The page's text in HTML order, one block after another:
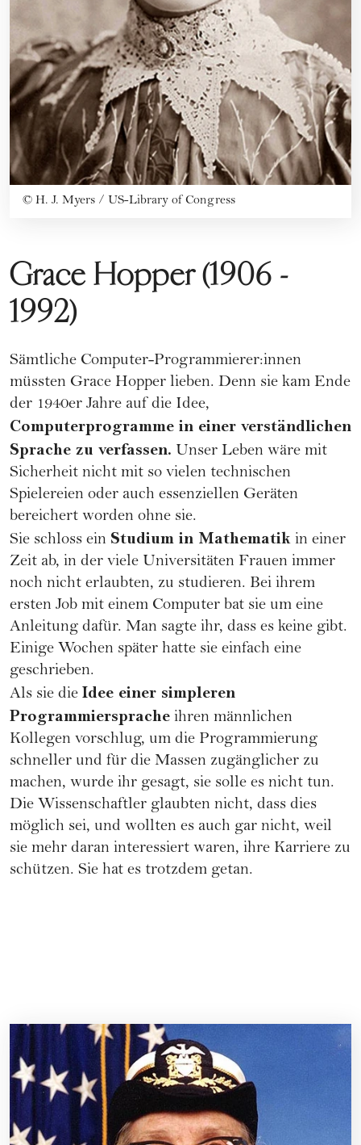
© H. J. Myers / US-Library of Congress
Grace Hopper (1906 -
1992)
Sämtliche Computer-Programmierer:innen
müssten Grace Hopper lieben. Denn sie kam Ende
der 1940er Jahre auf die Idee,
Computerprogramme in einer verständlichen
Sprache zu verfassen. Unser Leben wäre mit
Sicherheit nicht mit so vielen technischen
Spielereien oder auch essenziellen Geräten
bereichert worden ohne sie.
Sie schloss ein Studium in Mathematik in einer
Zeit ab, in der viele Universitäten Frauen immer
noch nicht erlaubten, zu studieren. Bei ihrem
ersten Job mit einem Computer bat sie um eine
Anleitung dafür. Man sagte ihr, dass es keine gibt.
Einige Wochen später hatte sie einfach eine
geschrieben.
Als sie die Idee einer simpleren
Programmiersprache ihren männlichen
Kollegen vorschlug, um die Programmierung
schneller und für die Massen zugänglicher zu
machen, wurde ihr gesagt, sie solle es nicht tun.
Die Wissenschaftler glaubten nicht, dass dies
möglich sei, und wollten es auch gar nicht, weil
sie mehr daran interessiert waren, ihre Karriere zu
schützen. Sie hat es trotzdem getan.